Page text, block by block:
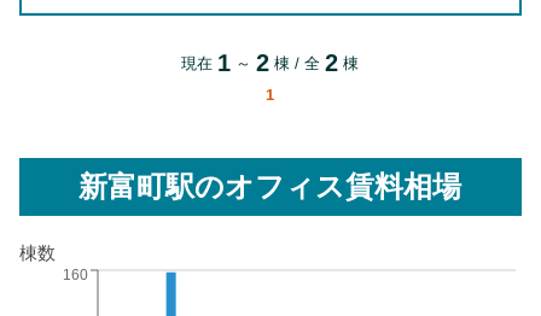
現在 1 ～ 2 棟 / 全 2 棟
1
新富町駅のオフィス賃料相場
棟数
160